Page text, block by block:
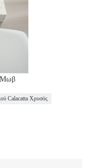
Μωβ
Calacatta Χρυσός